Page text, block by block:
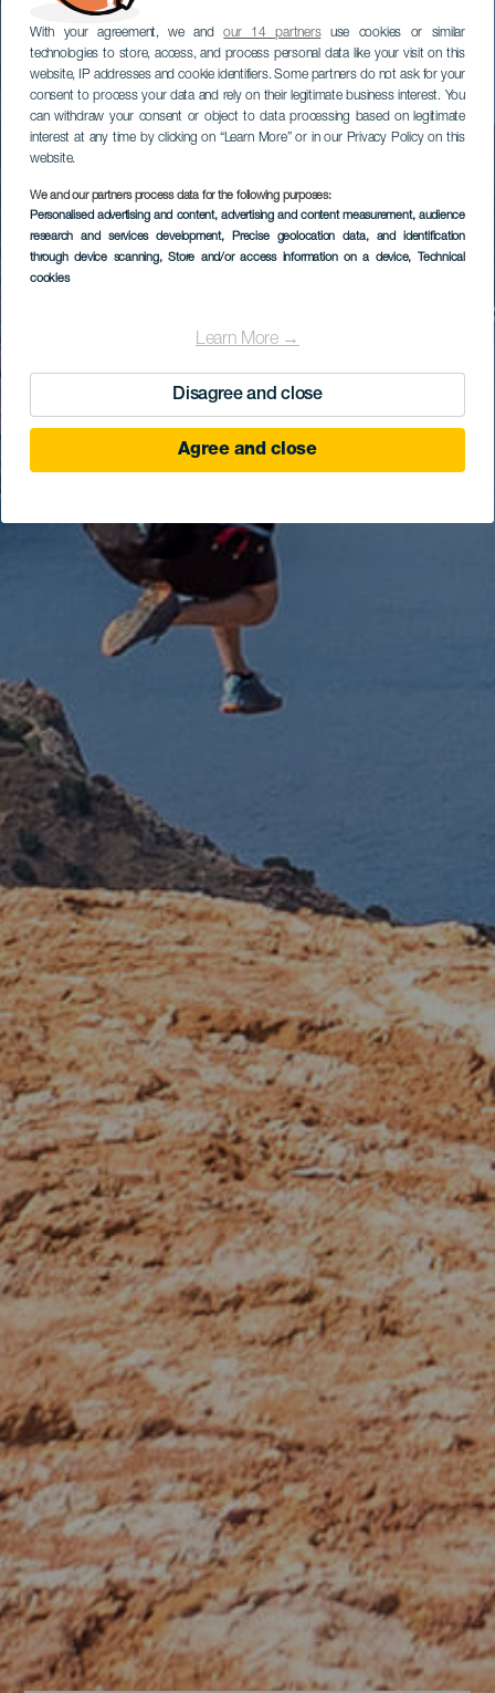
With your agreement, we andour 14 partnersuse cookies or similar
technologies to store, access, and process personal data like your visit on this
website, IP addresses and cookie identifiers. Some partners do not ask for your
consent to process your data and rely on their legitimate business interest. You
can withdraw your consent or object to data processing based on legitimate
interest at any time by clicking on “Learn More” or in our Privacy Policy on this
website.
We and our partners process data for the following purposes:
Personalised advertising and content, advertising and content measurement, audience
research and services development, Precise geolocation data, and identification
through device scanning, Store and/or access information on a device, Technical
cookies
Learn More →
Disagree and close
Agree and close